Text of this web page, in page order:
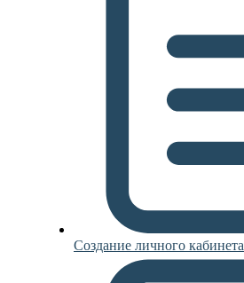
Создание личного кабинета